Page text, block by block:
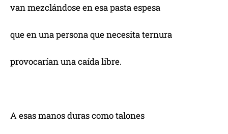
van mezclándose en esa pasta espesa
que en una persona que necesita ternura
provocarían una caída libre.
A esas manos duras como talones